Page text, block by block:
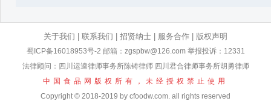
关于我们 联系我们 招贤纳士 服务合作 版权声明
蜀ICP备16018953号-2 邮箱：zgspbw@126.com 举报投诉：12331
法律顾问：四川运逵律师事务所陈铸律师 四川君合律师事务所胡勇律师
中国食品网版权所有，未经授权禁止使用
Copyright © 2018-2019 by cfoodw.com. all rights reserved